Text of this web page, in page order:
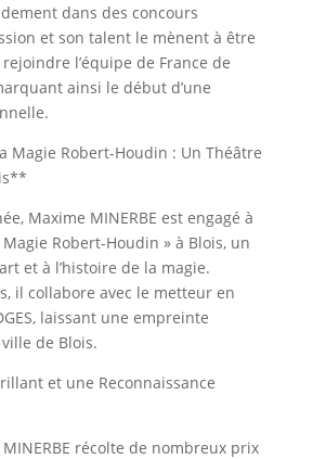
dans des concours
et son talent le mènent à être
l’équipe de France de
ainsi le début d’une
Magie Robert-Houdin : Un Théâtre
Maxime MINERBE est engagé à
Robert-Houdin » à Blois, un
et à l’histoire de la magie.
il collabore avec le metteur en
laissant une empreinte
de Blois.
et une Reconnaissance
récolte de nombreux prix